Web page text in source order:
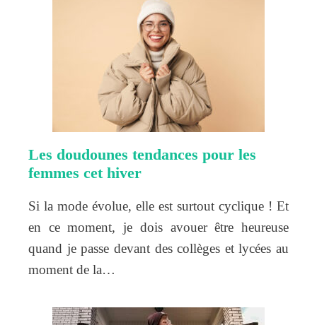
Les doudounes tendances pour les
femmes cet hiver
Si la mode évolue, elle est surtout cyclique ! Et
en ce moment, je dois avouer être heureuse
quand je passe devant des collèges et lycées au
moment de la…